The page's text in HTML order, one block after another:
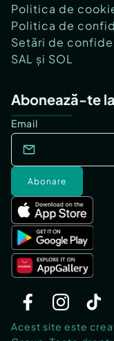
Politica de
Politica de
Setări de
SAL și SOL
Abonează-te
Email
Abonare
Acest site este